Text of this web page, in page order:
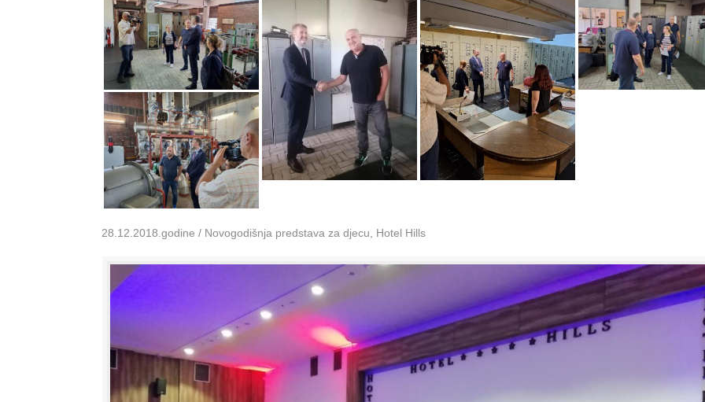
28.12.2018.godine / Novogodišnja predstava za djecu, Hotel Hills